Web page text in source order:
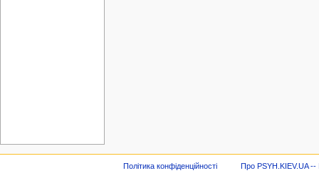
Політика конфіденційності Про PSYH.KIEV.UA --